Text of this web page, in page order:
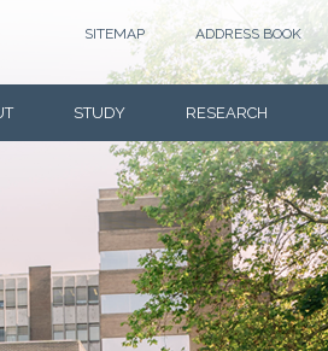
SITEMAP ADDRESS BOOK
STUDY RESEARCH